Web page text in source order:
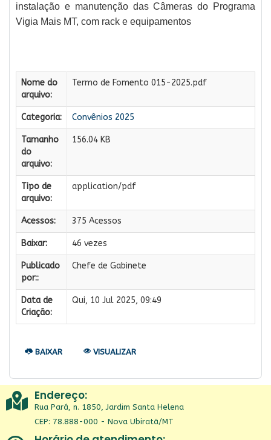
instalação e manutenção das Câmeras do Programa
Vigia Mais MT, com rack e equipamentos
Nome do
arquivo:
Termo de Fomento 015-2025.pdf
Categoria: Convênios 2025
Tamanho
do
arquivo:
156.04 KB
Tipo de
arquivo:
application/pdf
Acessos: 375 Acessos
Baixar: 46 vezes
Publicado
por::
Chefe de Gabinete
Data de
Criação:
Qui, 10 Jul 2025, 09:49
BAIXAR VISUALIZAR
Endereço:
Rua Pará, n. 1850, Jardim Santa Helena
CEP: 78.888-000 - Nova Ubiratã/MT